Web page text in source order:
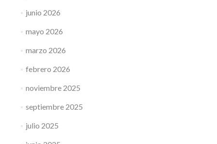
junio 2026
mayo 2026
marzo 2026
febrero 2026
noviembre 2025
septiembre 2025
julio 2025